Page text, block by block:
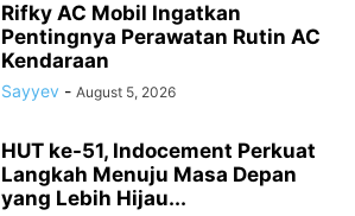
Rifky AC Mobil Ingatkan
Pentingnya Perawatan Rutin AC
Kendaraan
Sayyev - August 5, 2026
HUT ke-51, Indocement Perkuat
Langkah Menuju Masa Depan
yang Lebih Hijau...